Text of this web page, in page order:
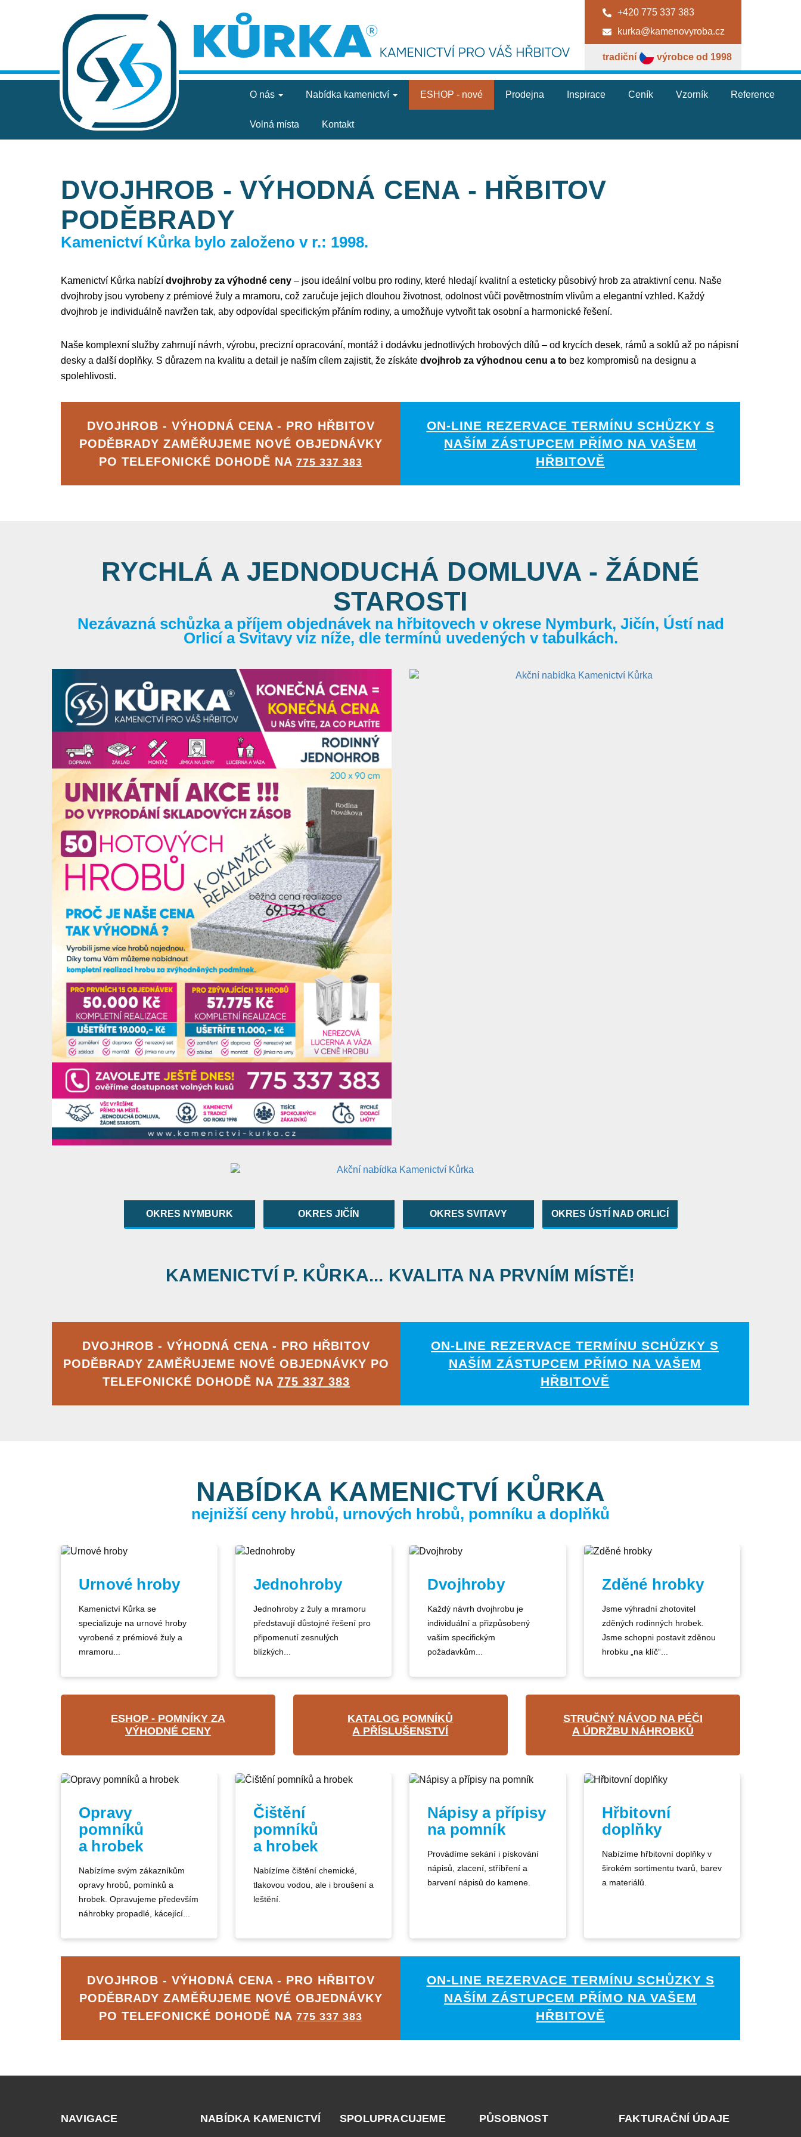
+420 775 337 383
kurka@kamenovyroba.cz
tradiční výrobce od 1998
O nás Nabídka kamenictví ESHOP - nové Prodejna Inspirace Ceník Vzorník Reference
Volná místa Kontakt
DVOJHROB - VÝHODNÁ CENA - HŘBITOV
PODĚBRADY
Kamenictví Kůrka bylo založeno v r.: 1998.
Kamenictví Kůrka nabízí dvojhroby za výhodné ceny – jsou ideální volbu pro rodiny, které hledají kvalitní a esteticky působivý hrob za atraktivní cenu. Naše
dvojhroby jsou vyrobeny z prémiové žuly a mramoru, což zaručuje jejich dlouhou životnost, odolnost vůči povětrnostním vlivům a elegantní vzhled. Každý
dvojhrob je individuálně navržen tak, aby odpovídal specifickým přáním rodiny, a umožňuje vytvořit tak osobní a harmonické řešení.
Naše komplexní služby zahrnují návrh, výrobu, precizní opracování, montáž i dodávku jednotlivých hrobových dílů – od krycích desek, rámů a soklů až po nápisní
desky a další doplňky. S důrazem na kvalitu a detail je naším cílem zajistit, že získáte dvojhrob za výhodnou cenu a to bez kompromisů na designu a
spolehlivosti.
DVOJHROB - VÝHODNÁ CENA - PRO HŘBITOV
PODĚBRADY ZAMĚŘUJEME NOVÉ OBJEDNÁVKY
PO TELEFONICKÉ DOHODĚ NA 775 337 383
ON-LINE REZERVACE TERMÍNU SCHŮZKY S
NAŠÍM ZÁSTUPCEM PŘÍMO NA VAŠEM
HŘBITOVĚ
RYCHLÁ A JEDNODUCHÁ DOMLUVA - ŽÁDNÉ
STAROSTI
Nezávazná schůzka a příjem objednávek na hřbitovech v okrese Nymburk, Jičín, Ústí nad
Orlicí a Svitavy viz níže, dle termínů uvedených v tabulkách.
OKRES NYMBURK OKRES JIČÍN OKRES SVITAVY OKRES ÚSTÍ NAD ORLICÍ
KAMENICTVÍ P. KŮRKA... KVALITA NA PRVNÍM MÍSTĚ!
DVOJHROB - VÝHODNÁ CENA - PRO HŘBITOV
PODĚBRADY ZAMĚŘUJEME NOVÉ OBJEDNÁVKY PO
TELEFONICKÉ DOHODĚ NA 775 337 383
ON-LINE REZERVACE TERMÍNU SCHŮZKY S
NAŠÍM ZÁSTUPCEM PŘÍMO NA VAŠEM
HŘBITOVĚ
NABÍDKA KAMENICTVÍ KŮRKA
nejnižší ceny hrobů, urnových hrobů, pomníku a doplňků
Urnové hroby
Kamenictví Kůrka se
specializuje na urnové hroby
vyrobené z prémiové žuly a
mramoru...
Jednohroby
Jednohroby z žuly a mramoru
představují důstojné řešení pro
připomenutí zesnulých
blízkých...
Dvojhroby
Každý návrh dvojhrobu je
individuální a přizpůsobený
vašim specifickým
požadavkům...
Zděné hrobky
Jsme výhradní zhotovitel
zděných rodinných hrobek.
Jsme schopni postavit zděnou
hrobku „na klíč“...
ESHOP - POMNÍKY ZA
VÝHODNÉ CENY
KATALOG POMNÍKŮ
A PŘÍSLUŠENSTVÍ
STRUČNÝ NÁVOD NA PÉČI
A ÚDRŽBU NÁHROBKŮ
Opravy
pomníků
a hrobek
Nabízíme svým zákazníkům
opravy hrobů, pomínků a
hrobek. Opravujeme především
náhrobky propadlé, kácející...
Čištění
pomníků
a hrobek
Nabízíme čištění chemické,
tlakovou vodou, ale i broušení a
leštění.
Nápisy a přípisy
na pomník
Provádíme sekání i pískování
nápisů, zlacení, stříbření a
barvení nápisů do kamene.
Hřbitovní
doplňky
Nabízíme hřbitovní doplňky v
širokém sortimentu tvarů, barev
a materiálů.
DVOJHROB - VÝHODNÁ CENA - PRO HŘBITOV
PODĚBRADY ZAMĚŘUJEME NOVÉ OBJEDNÁVKY
PO TELEFONICKÉ DOHODĚ NA 775 337 383
ON-LINE REZERVACE TERMÍNU SCHŮZKY S
NAŠÍM ZÁSTUPCEM PŘÍMO NA VAŠEM
HŘBITOVĚ
NAVIGACE NABÍDKA KAMENICTVÍ SPOLUPRACUJEME PŮSOBNOST FAKTURAČNÍ ÚDAJE